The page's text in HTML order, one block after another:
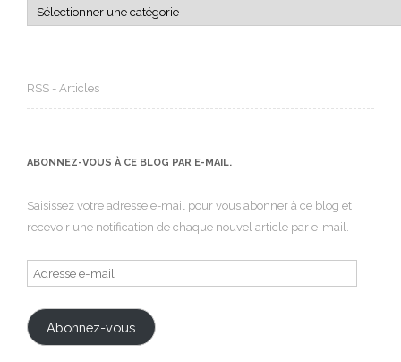
Catégories
RSS - Articles
ABONNEZ-VOUS À CE BLOG PAR E-MAIL.
Saisissez votre adresse e-mail pour vous abonner à ce blog et
recevoir une notification de chaque nouvel article par e-mail.
Adresse
e-
mail
Abonnez-vous